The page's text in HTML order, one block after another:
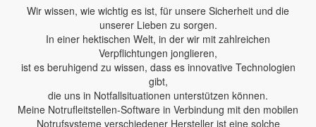
Wir wissen, wie wichtig es ist, für unsere Sicherheit und die
unserer Lieben zu sorgen.
In einer hektischen Welt, in der wir mit zahlreichen
Verpflichtungen jonglieren,
ist es beruhigend zu wissen, dass es innovative Technologien
gibt,
die uns in Notfallsituationen unterstützen können.
Meine Notrufleitstellen-Software in Verbindung mit den mobilen
Notrufsysteme verschiedener Hersteller ist eine solche